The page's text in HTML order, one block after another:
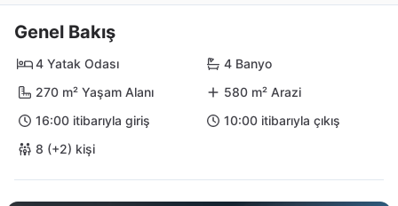
Genel Bakış
4 Yatak Odası
4 Banyo
270 m² Yaşam Alanı
580 m² Arazi
16:00 itibarıyla giriş
10:00 itibarıyla çıkış
8 (+2) kişi